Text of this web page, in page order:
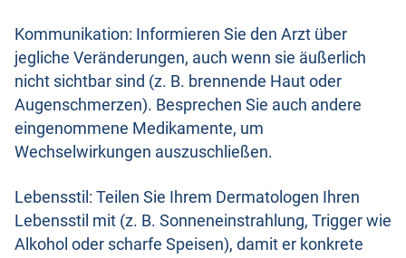
Kommunikation: Informieren Sie den Arzt über
jegliche Veränderungen, auch wenn sie äußerlich
nicht sichtbar sind (z. B. brennende Haut oder
Augenschmerzen). Besprechen Sie auch andere
eingenommene Medikamente, um
Wechselwirkungen auszuschließen.
Lebensstil: Teilen Sie Ihrem Dermatologen Ihren
Lebensstil mit (z. B. Sonneneinstrahlung, Trigger wie
Alkohol oder scharfe Speisen), damit er konkrete